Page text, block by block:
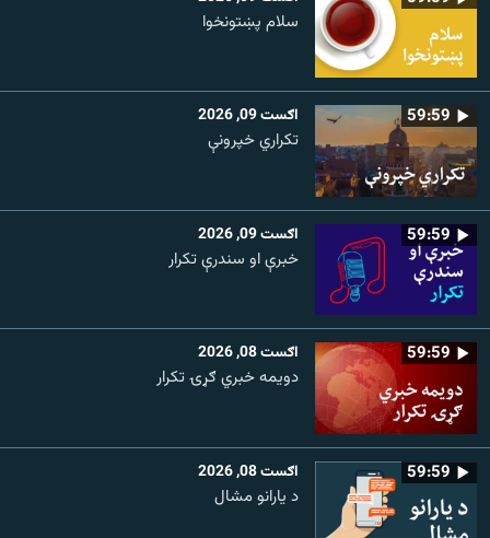
سلام پښتونخوا
59:59 اګست 09, 2026
تکراري خپرونې
59:59 اګست 09, 2026
خبرې او سندرې تکرار
59:59 اګست 08, 2026
دویمه خبري ګړۍ تکرار
59:59 اګست 08, 2026
د یارانو مشال